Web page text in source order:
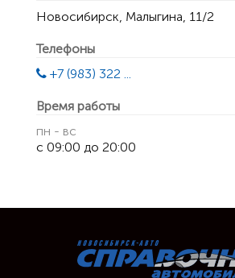
Новосибирск, Малыгина, 11/2
Телефоны
+7 (983) 322 ...
Время работы
пн - вс
с 09:00 до 20:00